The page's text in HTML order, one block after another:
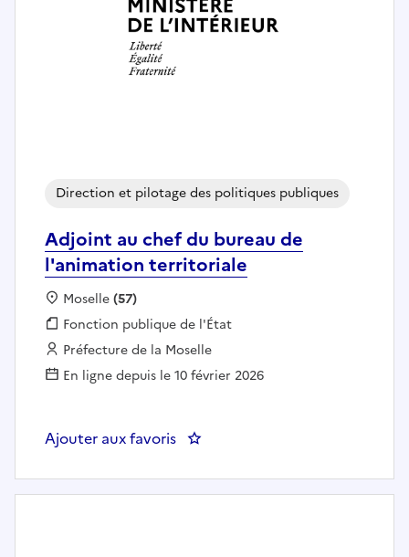
Adjoint au chef du bureau de
l'animation territoriale
Direction et pilotage des politiques publiques
Localisation :
Moselle(57)
Fonction publique :
Fonction publique de l'État
Employeur :
Préfecture de la Moselle
En ligne depuis le 10 février 2026
Ajouter aux favoris : Adjoint au chef du bureau de